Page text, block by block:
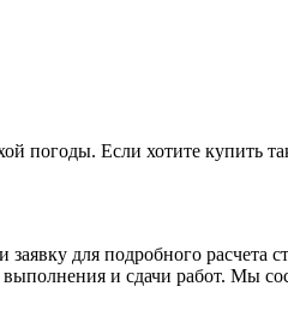
погоды. Если хотите купить
для подробного расчета
и сдачи работ. Мы